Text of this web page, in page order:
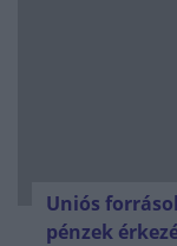
Uniós
pénzek